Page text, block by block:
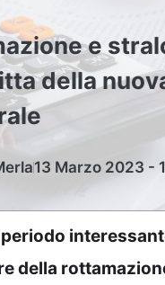
e
della
13 Marzo 2023 -
della